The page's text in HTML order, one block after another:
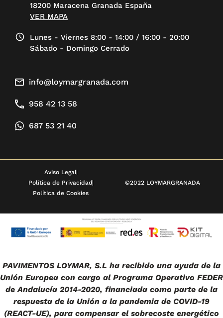
18200 Maracena Granada España
VER MAPA
Lunes - Viernes 8:00 - 14:00 / 16:00 - 20:00
Sábado - Domingo Cerrado
info@loymargranada.com
958 42 13 58
687 53 21 40
Aviso Legal
Política de Privacidad
Política de Cookies
©2022 LOYMARGRANADA
PAVIMENTOS LOYMAR, S.L ha recibido una ayuda de la
Unión Europea con cargo al Programa Operativo FEDER
de Andalucía 2014-2020, financiada como parte de la
respuesta de la Unión a la pandemia de COVID-19
(REACT-UE), para compensar el sobrecoste energético